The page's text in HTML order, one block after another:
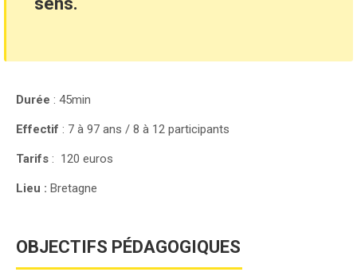
Durée : 45min
Effectif : 7 à 97 ans / 8 à 12 participants
Tarifs : 120 euros
Lieu : Bretagne
OBJECTIFS PÉDAGOGIQUES